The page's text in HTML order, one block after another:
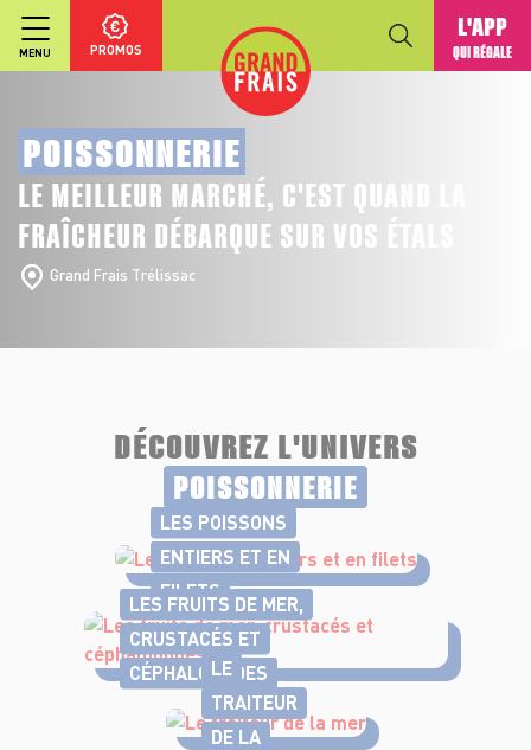
MENU PROMOS
L'APP
QUI RÉGALE
POISSONNERIE
LE MEILLEUR MARCHÉ, C'EST QUAND LA
FRAÎCHEUR DÉBARQUE SUR VOS ÉTALS
Grand Frais Trélissac
DÉCOUVREZ L'UNIVERS
POISSONNERIE
LES POISSONS
ENTIERS ET EN
FILETS
LES FRUITS DE MER,
CRUSTACÉS ET
CÉPHALOPODES
LE
TRAITEUR
DE LA